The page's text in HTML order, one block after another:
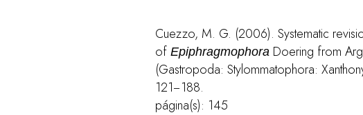
Cuezzo, M. G. (2006). Systematic
of Epiphragmophora Doering from
(Gastropoda: Stylommatophora:
121−188.
página(s): 145